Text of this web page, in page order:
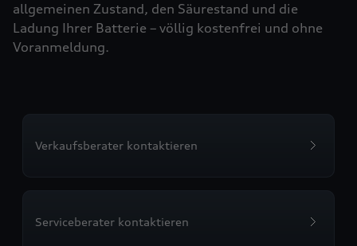
allgemeinen Zustand, den Säurestand und die
Ladung Ihrer Batterie – völlig kostenfrei und ohne
Voranmeldung.
Verkaufsberater kontaktieren
Serviceberater kontaktieren